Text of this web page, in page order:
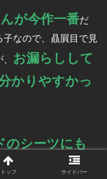
が今作一番だ
なので、贔屓目で見
お漏らしして
かりやすかっ
のシーツにも
子が分かるの
トップ サイドバー